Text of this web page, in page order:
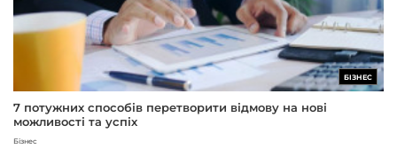
БІЗНЕС
7 потужних способів перетворити відмову на нові
можливості та успіх
Бізнес